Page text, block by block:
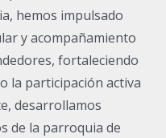
hemos impulsado
y acompañamiento
fortaleciendo
la participación activa
desarrollamos
de la parroquia de